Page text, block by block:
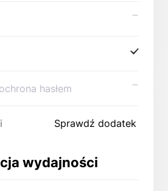
hasłem
Sprawdź dodatek
wydajności